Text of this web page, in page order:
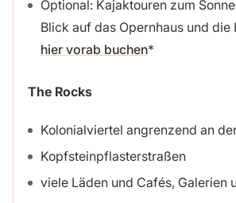
Optional: Kajaktouren zum
Blick auf das Opernhaus und die
hier vorab buchen
The Rocks
Kolonialviertel angrenzend an
Kopfsteinpflasterstraßen
viele Läden und Cafés, Galerien